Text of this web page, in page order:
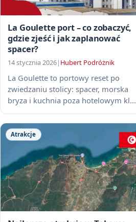
La Goulette port – co zobaczyć,
gdzie zjeść i jak zaplanować
spacer?
14 stycznia 2026| Hubert Podróżnik
La Goulette to portowy reset po
zwiedzaniu stolicy: spacer, morska
bryza i kuchnia poza hotelowym kl...
Atrakcje